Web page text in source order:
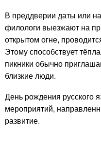
В преддверии даты или
филологи выезжают на
открытом огне,
Этому способствует
пикники обычно
близкие люди.
День рождения русского
мероприятий,
развитие.